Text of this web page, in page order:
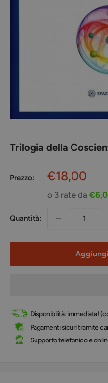
Trilogia della
Prezzo:
Prezzo
scontato
€18,00
o 3 rate da
Quantità:
Disponibilità: immediata!
Pagamenti sicuri tramite
Supporto telefonico e